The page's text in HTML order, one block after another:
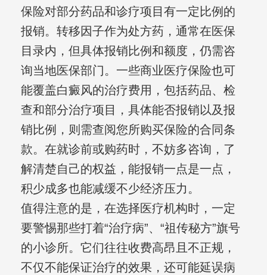
保险对部分药品和诊疗项目有一定比例的
报销。转移因子作为处方药，通常在医保
目录内，但具体报销比例和额度，仍需咨
询当地医保部门。一些商业医疗保险也可
能覆盖白癜风的治疗费用，包括药品、检
查和部分治疗项目，具体能否报销以及报
销比例，则需查阅您所购买保险的合同条
款。在就诊前或购药时，不妨多咨询，了
解清楚自己的权益，能报销一点是一点，
积少成多也能减缓不少经济压力。
值得注意的是，在选择医疗机构时，一定
要警惕那些打着“治疗病”、“祖传秘方”旗号
的小诊所。它们往往收费高昂且不正规，
不仅不能保证治疗的效果，还可能延误病